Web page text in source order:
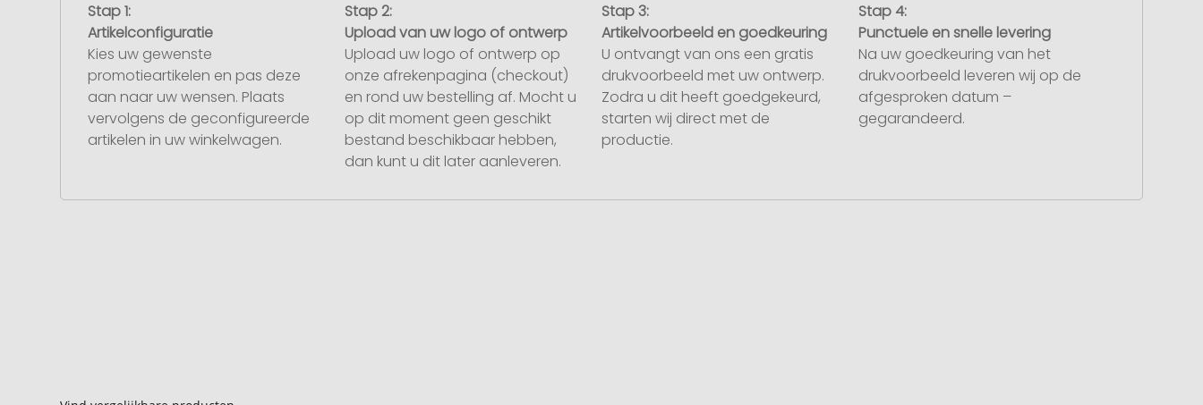
Stap 1:
Artikelconfiguratie
Kies uw gewenste
promotieartikelen en pas deze
aan naar uw wensen. Plaats
vervolgens de geconfigureerde
artikelen in uw winkelwagen.
Stap 2:
Upload van uw logo of ontwerp
Upload uw logo of ontwerp op
onze afrekenpagina (checkout)
en rond uw bestelling af. Mocht u
op dit moment geen geschikt
bestand beschikbaar hebben,
dan kunt u dit later aanleveren.
Stap 3:
Artikelvoorbeeld en goedkeuring
U ontvangt van ons een gratis
drukvoorbeeld met uw ontwerp.
Zodra u dit heeft goedgekeurd,
starten wij direct met de
productie.
Stap 4:
Punctuele en snelle levering
Na uw goedkeuring van het
drukvoorbeeld leveren wij op de
afgesproken datum –
gegarandeerd.